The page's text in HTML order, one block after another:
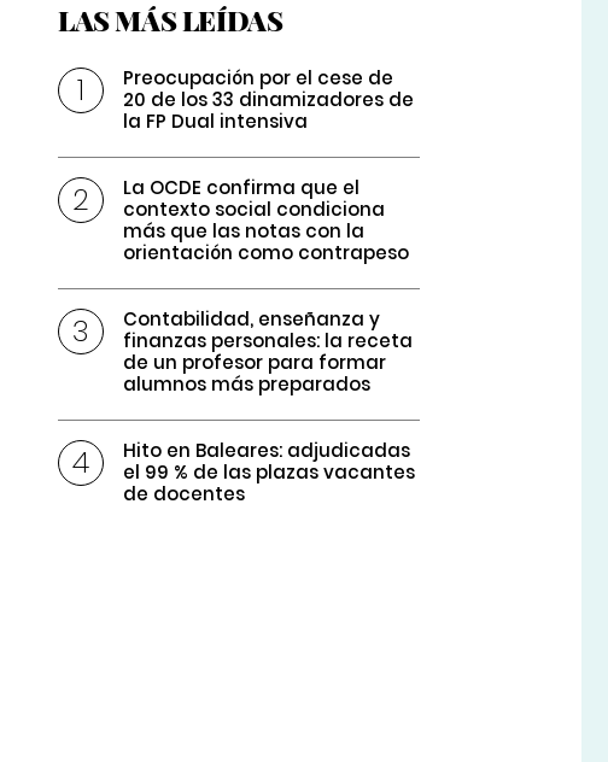
LAS MÁS LEÍDAS
Preocupación por el cese de
20 de los 33 dinamizadores de
la FP Dual intensiva
La OCDE confirma que el
contexto social condiciona
más que las notas con la
orientación como contrapeso
Contabilidad, enseñanza y
finanzas personales: la receta
de un profesor para formar
alumnos más preparados
Hito en Baleares: adjudicadas
el 99 % de las plazas vacantes
de docentes